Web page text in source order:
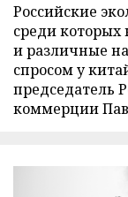
Российские
среди которых
и различные
спросом у
председатель
коммерции